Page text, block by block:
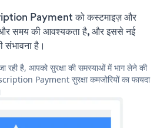
Payment को कस्टमाइज़ और
समय की आवश्यकता है, और इससे नई
संभावना है।
है, आपको सुरक्षा की समस्याओं में भाग लेने की
Payment सुरक्षा कमजोरियों का फायदा